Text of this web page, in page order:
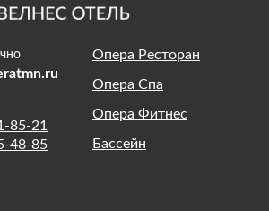
85-21
48-85
Опера Ресторан
Опера Спа
Опера Фитнес
Бассейн